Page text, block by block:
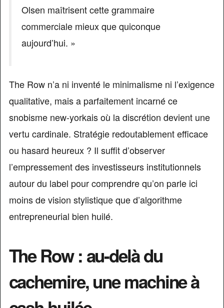
Olsen maîtrisent cette grammaire
commerciale mieux que quiconque
aujourd’hui. »
The Row n’a ni inventé le minimalisme ni l’exigence
qualitative, mais a parfaitement incarné ce
snobisme new-yorkais où la discrétion devient une
vertu cardinale. Stratégie redoutablement efficace
ou hasard heureux ? Il suffit d’observer
l’empressement des investisseurs institutionnels
autour du label pour comprendre qu’on parle ici
moins de vision stylistique que d’algorithme
entrepreneurial bien huilé.
The Row : au-delà du
cachemire, une machine à